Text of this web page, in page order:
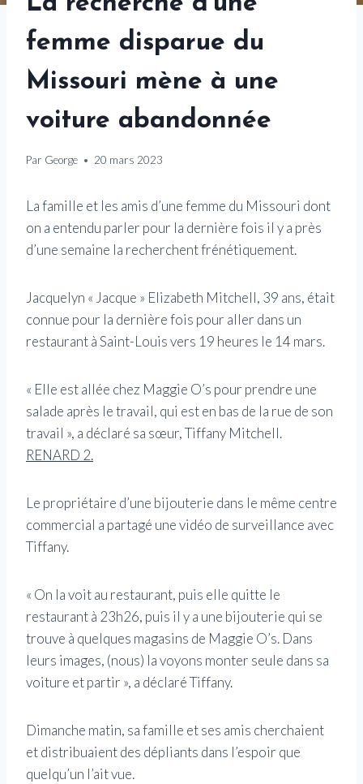
femme disparue du
Missouri mène à une
voiture abandonnée
Par George 20 mars 2023
La famille et les amis d’une femme du Missouri dont
on a entendu parler pour la dernière fois il y a près
d’une semaine la recherchent frénétiquement.
Jacquelyn « Jacque » Elizabeth Mitchell, 39 ans, était
connue pour la dernière fois pour aller dans un
restaurant à Saint-Louis vers 19 heures le 14 mars.
« Elle est allée chez Maggie O’s pour prendre une
salade après le travail, qui est en bas de la rue de son
travail », a déclaré sa sœur, Tiffany Mitchell.
RENARD 2.
Le propriétaire d’une bijouterie dans le même centre
commercial a partagé une vidéo de surveillance avec
Tiffany.
« On la voit au restaurant, puis elle quitte le
restaurant à 23h26, puis il y a une bijouterie qui se
trouve à quelques magasins de Maggie O’s. Dans
leurs images, (nous) la voyons monter seule dans sa
voiture et partir », a déclaré Tiffany.
Dimanche matin, sa famille et ses amis cherchaient
et distribuaient des dépliants dans l’espoir que
quelqu’un l’ait vue.